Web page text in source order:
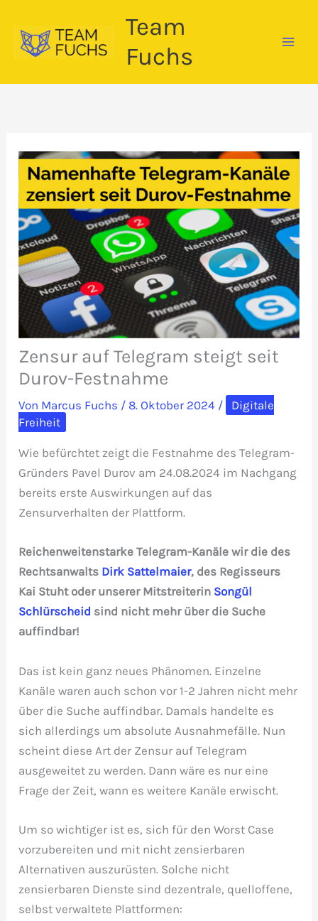
Inhalt
springen
Team
Fuchs
Zensur auf Telegram steigt seit
Durov-Festnahme
Von Marcus Fuchs / 8. Oktober 2024 /
Digitale
Freiheit
Wie befürchtet zeigt die Festnahme des Telegram-
Gründers Pavel Durov am 24.08.2024 im Nachgang
bereits erste Auswirkungen auf das
Zensurverhalten der Plattform.
Reichenweitenstarke Telegram-Kanäle wir die des
Rechtsanwalts Dirk Sattelmaier, des Regisseurs
Kai Stuht oder unserer Mitstreiterin Songül
Schlürscheid sind nicht mehr über die Suche
auffindbar!
Das ist kein ganz neues Phänomen. Einzelne
Kanäle waren auch schon vor 1-2 Jahren nicht mehr
über die Suche auffindbar. Damals handelte es
sich allerdings um absolute Ausnahmefälle. Nun
scheint diese Art der Zensur auf Telegram
ausgeweitet zu werden. Dann wäre es nur eine
Frage der Zeit, wann es weitere Kanäle erwischt.
Um so wichtiger ist es, sich für den Worst Case
vorzubereiten und mit nicht zensierbaren
Alternativen auszurüsten. Solche nicht
zensierbaren Dienste sind dezentrale, quelloffene,
selbst verwaltete Plattformen: